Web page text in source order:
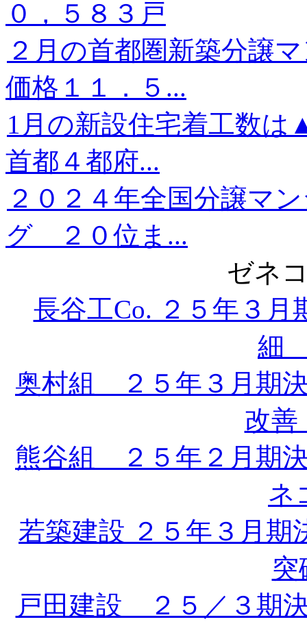
０，５８３戸
２月の首都圏新築分譲
価格１１．５...
1月の新設住宅着工数
首都４都府...
２０２４年全国分譲マ
グ ２０位ま...
ゼネ
長谷工Co. ２５年３
細
奥村組 ２５年３月期
改
熊谷組 ２５年２月期
ネ
若築建設 ２５年３月期
戸田建設 ２５／３期